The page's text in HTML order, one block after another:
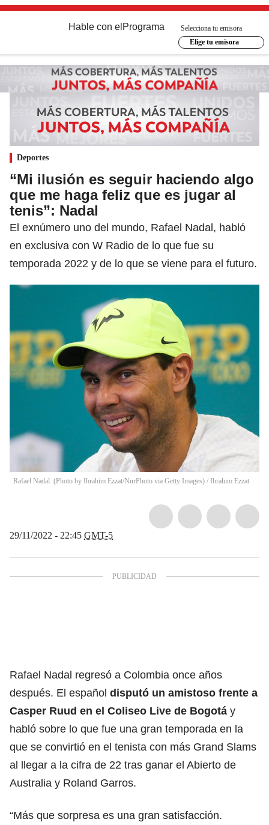
Hable con el Programa
Selecciona tu emisora
Elige tu emisora
Deportes
“Mi ilusión es seguir haciendo algo
que me haga feliz que es jugar al
tenis”: Nadal
El exnúmero uno del mundo, Rafael Nadal, habló
en exclusiva con W Radio de lo que fue su
temporada 2022 y de lo que se viene para el futuro.
Rafael Nadal. (Photo by Ibrahim Ezzat/NurPhoto via Getty Images) / Ibrahim Ezzat
29/11/2022 - 22:45 GMT-5
Rafael Nadal regresó a Colombia once años
después. El español disputó un amistoso frente a
Casper Ruud en el Coliseo Live de Bogotá y
habló sobre lo que fue una gran temporada en la
que se convirtió en el tenista con más Grand Slams
al llegar a la cifra de 22 tras ganar el Abierto de
Australia y Roland Garros.
“Más que sorpresa es una gran satisfacción.